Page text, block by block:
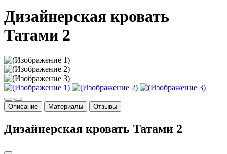
Дизайнерская кровать
Татами 2
Описание Материалы Отзывы
Дизайнерская кровать Татами 2